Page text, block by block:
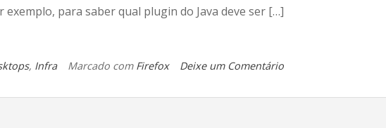
para saber qual plugin do Java deve ser […]
, Infra Marcado com Firefox Deixe um Comentárioem
descobrir